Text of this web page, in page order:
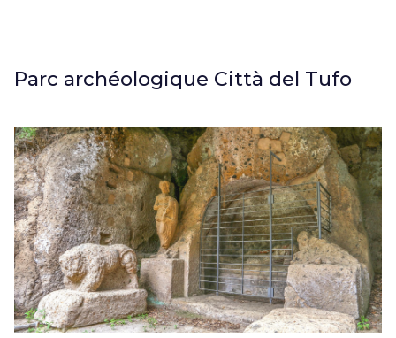
Parc archéologique Città del Tufo